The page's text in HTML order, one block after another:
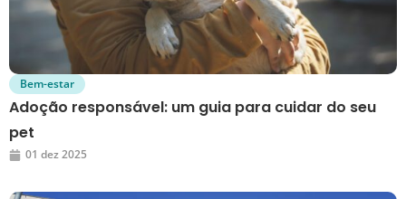
Bem-estar
Adoção responsável: um guia para cuidar do seu
pet
01 dez 2025